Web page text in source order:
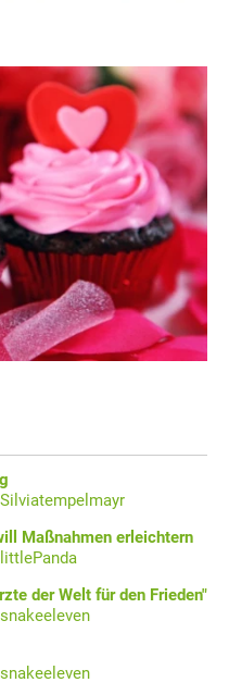
Silviatempelmayr
Maßnahmen erleichtern
littlePanda
der Welt für den Frieden"
snakeeleven
snakeeleven